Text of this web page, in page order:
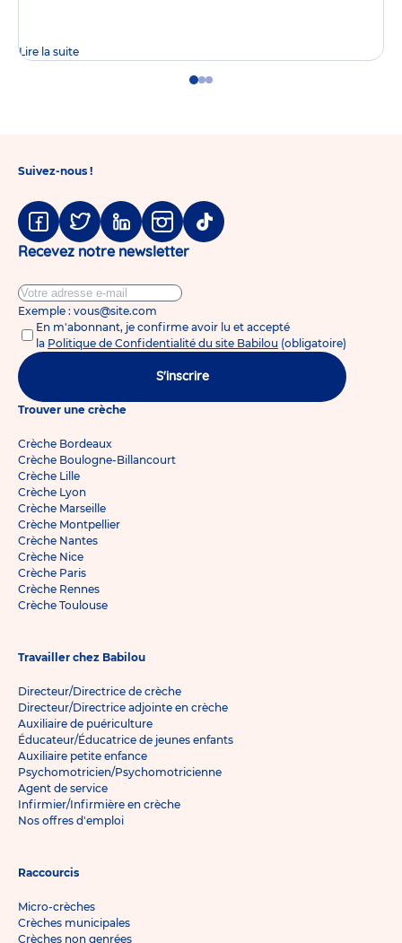
Lire la suite
GoGoGo
Suivez-nous !
Facebook
TwitterLinkedinInstagram
Tiktok
Recevez notre newsletter
Exemple : vous@site.com
En m'abonnant, je confirme avoir lu et accepté
la Politique de Confidentialité du site Babilou (obligatoire)
S'inscrire
Trouver une crèche
Crèche Bordeaux
Crèche Boulogne-Billancourt
Crèche Lille
Crèche Lyon
Crèche Marseille
Crèche Montpellier
Crèche Nantes
Crèche Nice
Crèche Paris
Crèche Rennes
Crèche Toulouse
Travailler chez Babilou
Directeur/Directrice de crèche
Directeur/Directrice adjointe en crèche
Auxiliaire de puériculture
Éducateur/Éducatrice de jeunes enfants
Auxiliaire petite enfance
Psychomotricien/Psychomotricienne
Agent de service
Infirmier/Infirmière en crèche
Nos offres d'emploi
Raccourcis
Micro-crèches
Crèches municipales
Crèches non genrées